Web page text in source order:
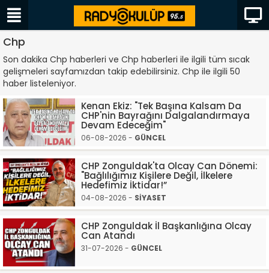
Chp
Son dakika Chp haberleri ve Chp haberleri ile ilgili tüm sıcak
gelişmeleri sayfamızdan takip edebilirsiniz. Chp ile ilgili 50
haber listeleniyor.
Kenan Ekiz: "Tek Başına Kalsam Da
CHP'nin Bayrağını Dalgalandırmaya
Devam Edeceğim"
06-08-2026 - GÜNCEL
CHP Zonguldak'ta Olcay Can Dönemi:
"Bağlılığımız Kişilere Değil, İlkelere
Hedefimiz İktidar!”
04-08-2026 - SİYASET
CHP Zonguldak İl Başkanlığına Olcay
Can Atandı
31-07-2026 - GÜNCEL